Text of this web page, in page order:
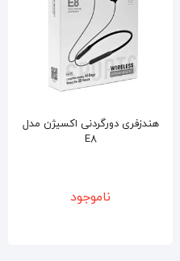
هندزفری دورگردنی اکسیژن مدل
ناموجود